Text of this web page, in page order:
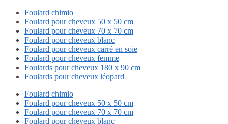
Foulard chimio
Foulard pour cheveux 50 x 50 cm
Foulard pour cheveux 70 x 70 cm
Foulard pour cheveux blanc
Foulard pour cheveux carré en soie
Foulard pour cheveux femme
Foulards pour cheveux 180 x 90 cm
Foulards pour cheveux léopard
Foulard chimio
Foulard pour cheveux 50 x 50 cm
Foulard pour cheveux 70 x 70 cm
Foulard pour cheveux blanc